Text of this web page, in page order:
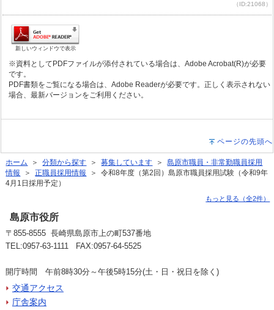
（ID:21068）
新しいウィンドウで表示
※資料としてPDFファイルが添付されている場合は、Adobe Acrobat(R)が必要
です。
PDF書類をご覧になる場合は、Adobe Readerが必要です。正しく表示されない
場合、最新バージョンをご利用ください。
ページの先頭へ
ホーム ＞分類から探す ＞募集しています ＞島原市職員・非常勤職員採用
情報
＞正職員採用情報
＞ 令和8年度（第2回）島原市職員採用試験（令和9年
4月1日採用予定）
もっと見る（全2件）
島原市役所
〒855-8555 長崎県島原市上の町537番地
TEL:0957-63-1111 FAX:0957-64-5525
開庁時間 午前8時30分～午後5時15分(土・日・祝日を除く)
交通アクセス
庁舎案内